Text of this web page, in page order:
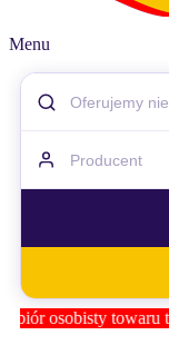
Menu
po wcześniejszym